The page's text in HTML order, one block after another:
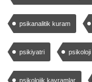
psikanalitik kuram
psikiyatri psikoloji
psikolojik kavramlar